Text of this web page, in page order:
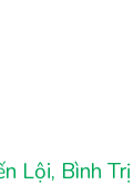
Lội, Bình